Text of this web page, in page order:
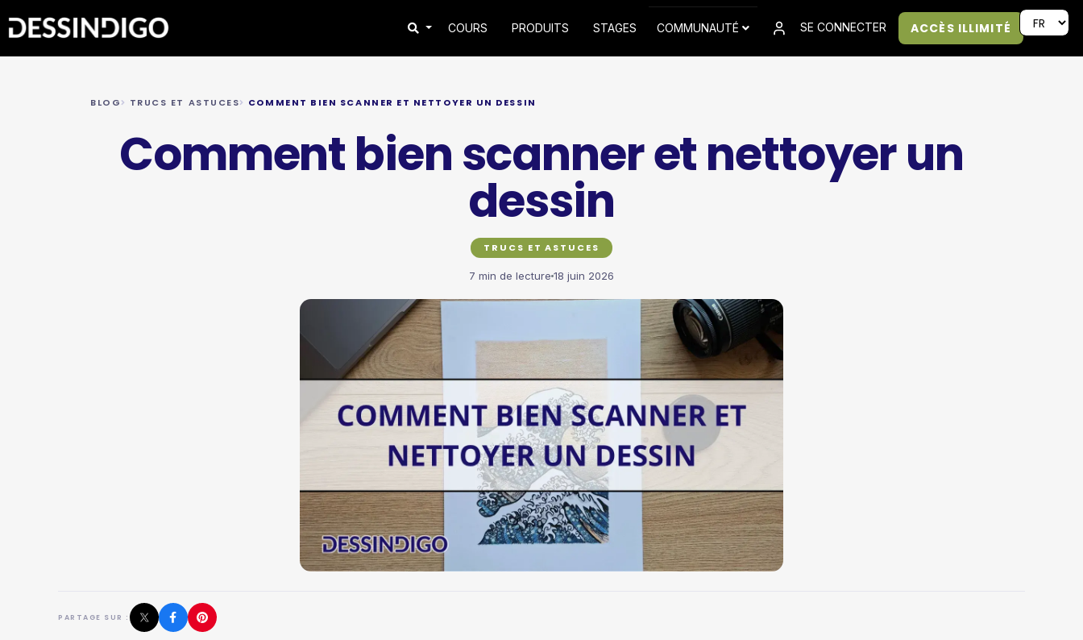
COURS PRODUITS STAGES COMMUNAUTÉ SE CONNECTER ACCÈS ILLIMITÉ
BLOG TRUCS ET ASTUCES COMMENT BIEN SCANNER ET NETTOYER UN DESSIN
Comment bien scanner et nettoyer un
dessin
TRUCS ET ASTUCES
7 min de lecture 18 juin 2026
PARTAGE SUR :